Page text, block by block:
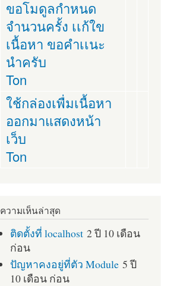
ขอโมดูลกำหนด
จำนวนครั้ง เเก้ใข
เนื้อหา ขอคำเเนะ
นำครับ
Ton
ใช้กล่องเพื่มเนื้อหา
ออกมาแสดงหน้า
เว็บ
Ton
ความเห็นล่าสุด
ติดตั้งที่ localhost 2 ปี 10 เดือน
ก่อน
ปัญหาคงอยู่ที่ตัว Module 5 ปี
10 เดือน ก่อน